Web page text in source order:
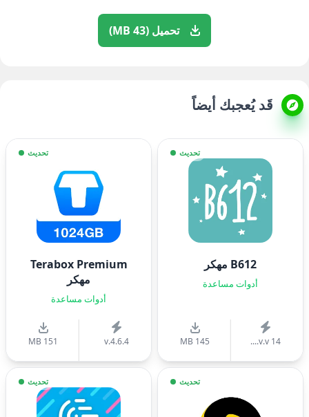
تحميل (43 MB)
قَد يُعجبك أيضاً
تحديث
B612 مهكر
أدوات مساعدة
v.v 14....
145 MB
تحديث
Terabox Premium
مهكر
أدوات مساعدة
v.4.6.4
151 MB
تحديث تحديث